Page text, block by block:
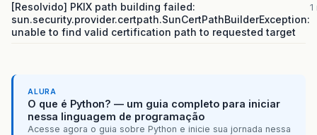
[Resolvido] PKIX path building failed:
sun.security.provider.certpath.SunCertPathBuilderException:
unable to find valid certification path to requested target
ALURA
O que é Python? — um guia completo para iniciar
nessa linguagem de programação
Acesse agora o guia sobre Python e inicie sua jornada nessa